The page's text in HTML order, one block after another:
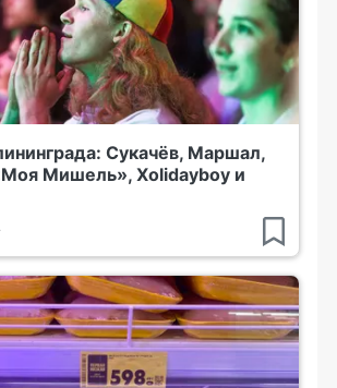
Сукачёв, Маршал,
Мишель», Xolidayboy и